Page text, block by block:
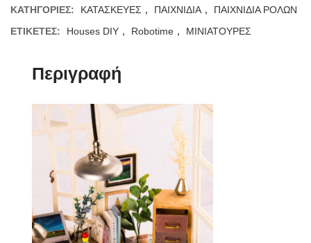
ΚΑΤΗΓΟΡΊΕΣ: ΚΑΤΑΣΚΕΥΕΣ , ΠΑΙΧΝΙΔΙΑ ,
ΠΑΙΧΝΙΔΙΑ ΡΟΛΩΝ
ΕΤΙΚΈΤΕΣ:
Houses DIY , Robotime , ΜΙΝΙΑΤΟΥΡΕΣ
Περιγραφή